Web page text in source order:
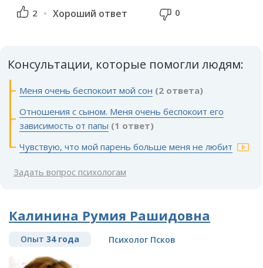
2 Хороший ответ 0
Консультации, которые помогли людям:
Меня очень беспокоит мой сон (2 ответа)
Отношения с сыном. Меня очень беспокоит его
зависимость от папы (1 ответ)
Чувствую, что мой парень больше меня не любит
Задать вопрос психологам
Калинина Румия Рашидовна
Опыт 34 года Психолог Псков